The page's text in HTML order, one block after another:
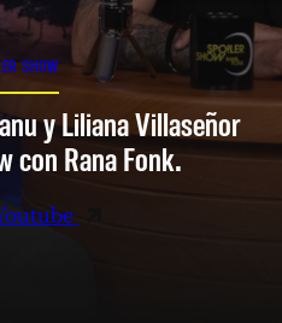
SHOW
y Liliana Villaseñor
con Rana Fonk.